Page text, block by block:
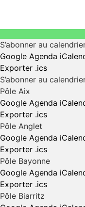
S’abonner au
Google Agenda
Exporter .ics
S’abonner au
Pôle Aix
Google Agenda
Exporter .ics
Pôle Anglet
Google Agenda
Exporter .ics
Pôle Bayonne
Google Agenda
Exporter .ics
Pôle Biarritz